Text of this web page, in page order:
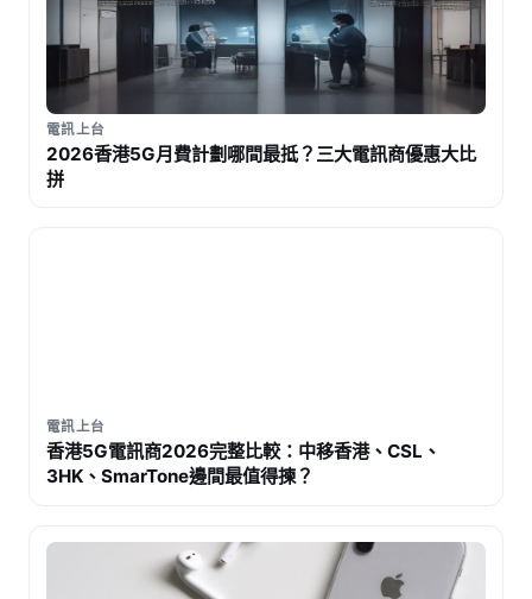
電訊上台
2026香港5G月費計劃哪間最抵？三大電訊商優惠大比
拼
電訊上台
香港5G電訊商2026完整比較：中移香港、CSL、
3HK、SmarTone邊間最值得揀？